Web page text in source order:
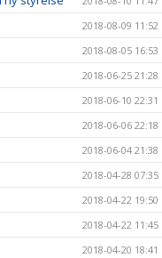
2018-08-09 11:52
2018-08-05 16:53
2018-06-25 21:28
2018-06-10 22:31
2018-06-06 22:18
2018-06-04 21:38
2018-04-28 07:35
2018-04-22 19:50
2018-04-22 11:45
2018-04-20 18:41